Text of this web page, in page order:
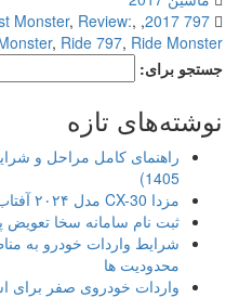
797 2017
,
Monster,Review:,
Monster,Ride 797,Ride Monster
جستجو برای:
نوشته‌های تازه
1405)
مزدا CX-30 مدل ۲۰۲۴ آفتاب خودرو؛ بررسی و مشخصات فنی
ثبت نام سامانه سخا تعویض
شرایط واردات خودرو به مناطق
محدودیت ها
واردات خودروی صفر برای